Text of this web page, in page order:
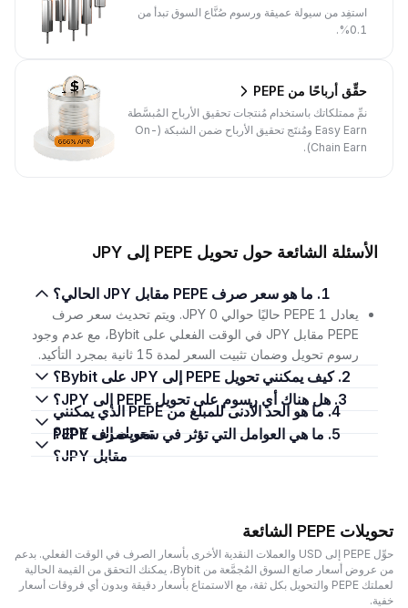
استفِد من سيولة عميقة ورسوم صُنَّاع السوق تبدأ من
0.1%.
حقِّق أرباحًا من PEPE
نمِّ ممتلكاتك باستخدام مُنتجات تحقيق الأرباح المُبسَّطة
Easy Earn ومُنتَج تحقيق الأرباح ضمن الشبكة (On-
Chain Earn).
الأسئلة الشائعة حول تحويل PEPE إلى JPY
1. ما هو سعر صرف PEPE مقابل JPY الحالي؟
يعادل 1 PEPE حاليًا حوالي 0 JPY. ويتم تحديث سعر صرف
PEPE مقابل JPY في الوقت الفعلي على Bybit، مع عدم وجود
رسوم تحويل وضمان تثبيت السعر لمدة 15 ثانية بمجرد التأكيد.
2. كيف يمكنني تحويل PEPE إلى JPY على Bybit؟
3. هل هناك أي رسوم على تحويل PEPE إلى JPY؟
4. ما هو الحد الأدنى للمبلغ من PEPE الذي يمكنني
تحويله إلى JPY؟ 5. ما هي العوامل التي تؤثر في سعر صرف PEPE
مقابل JPY؟
تحويلات PEPE الشائعة
حوِّل PEPE إلى USD والعملات النقدية الأخرى بأسعار الصرف في الوقت الفعلي. بدعم
من عروض أسعار صانع السوق المُجمَّعة من Bybit، يمكنك التحقق من القيمة الحالية
لعملتك PEPE والتحويل بكل ثقة، مع الاستمتاع بأسعار دقيقة وبدون أي فروقات أسعار
خفية.